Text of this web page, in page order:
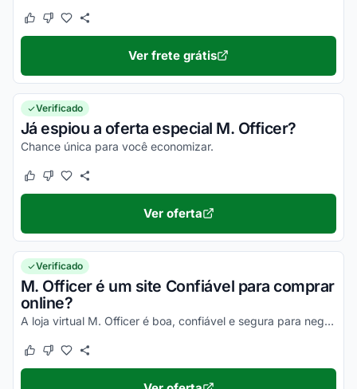
Este cupom funcionou
Este cupom não funcionou
Ver frete grátis
Verificado
Já espiou a oferta especial M. Officer?
Chance única para você economizar.
Este cupom funcionou
Este cupom não funcionou
Ver oferta
Verificado
M. Officer é um site Confiável para comprar
online?
A loja virtual M. Officer é boa, confiável e segura para negociar. Pesquise, veja os comentários e comprove!
Este cupom funcionou
Este cupom não funcionou